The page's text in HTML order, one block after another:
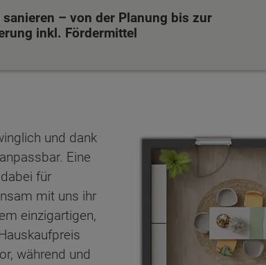
– von der Planung bis zur
inkl. Fördermittel
und dank
Eine
für
mit uns ihr
einzigartigen,
während und
suchen?